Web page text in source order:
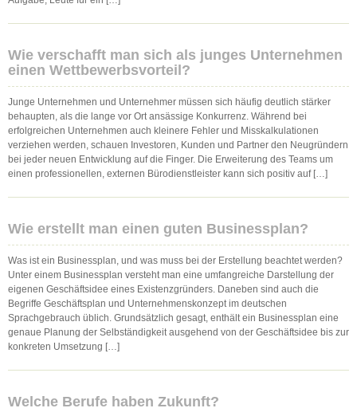
Wie verschafft man sich als junges Unternehmen
einen Wettbewerbsvorteil?
Junge Unternehmen und Unternehmer müssen sich häufig deutlich stärker
behaupten, als die lange vor Ort ansässige Konkurrenz. Während bei
erfolgreichen Unternehmen auch kleinere Fehler und Misskalkulationen
verziehen werden, schauen Investoren, Kunden und Partner den Neugründern
bei jeder neuen Entwicklung auf die Finger. Die Erweiterung des Teams um
einen professionellen, externen Bürodienstleister kann sich positiv auf […]
Wie erstellt man einen guten Businessplan?
Was ist ein Businessplan, und was muss bei der Erstellung beachtet werden?
Unter einem Businessplan versteht man eine umfangreiche Darstellung der
eigenen Geschäftsidee eines Existenzgründers. Daneben sind auch die
Begriffe Geschäftsplan und Unternehmenskonzept im deutschen
Sprachgebrauch üblich. Grundsätzlich gesagt, enthält ein Businessplan eine
genaue Planung der Selbständigkeit ausgehend von der Geschäftsidee bis zur
konkreten Umsetzung […]
Welche Berufe haben Zukunft?